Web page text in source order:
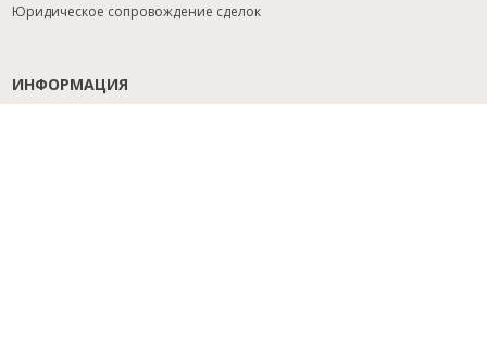
Юридическое сопровождение сделок
ИНФОРМАЦИЯ